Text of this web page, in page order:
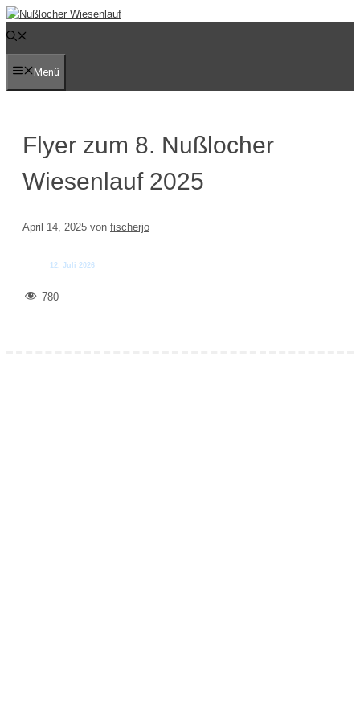
Zum
Inhalt
springen
Menü
Flyer zum 8. Nußlocher
Wiesenlauf 2025
April 14, 2025 von fischerjo
780